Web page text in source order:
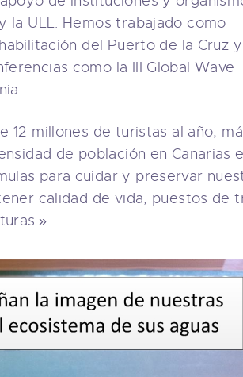
la ULL. Hemos trabajado como
del Puerto de la Cruz y
como la III Global Wave
12 millones de turistas al año,
de población en Canarias
para cuidar y preservar
calidad de vida, puestos de